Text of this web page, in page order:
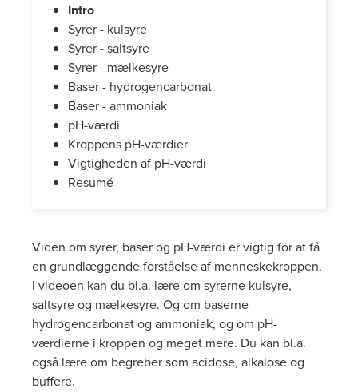
Intro
Syrer - kulsyre
Syrer - saltsyre
Syrer - mælkesyre
Baser - hydrogencarbonat
Baser - ammoniak
pH-værdi
Kroppens pH-værdier
Vigtigheden af pH-værdi
Resumé
Viden om syrer, baser og pH-værdi er vigtig for at få
en grundlæggende forståelse af menneskekroppen.
I videoen kan du bl.a. lære om syrerne kulsyre,
saltsyre og mælkesyre. Og om baserne
hydrogencarbonat og ammoniak, og om pH-
værdierne i kroppen og meget mere. Du kan bl.a.
også lære om begreber som acidose, alkalose og
buffere.